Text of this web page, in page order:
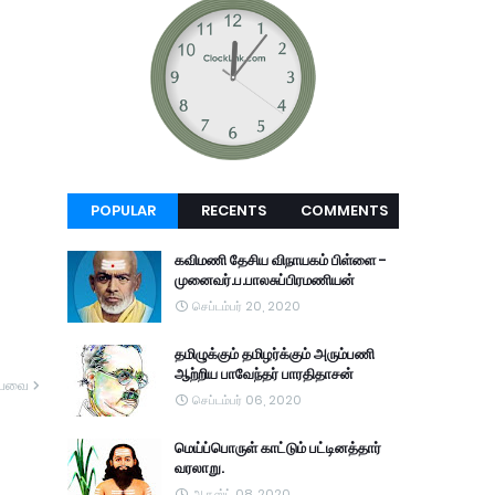
POPULAR RECENTS COMMENTS
கவிமணி தேசிய விநாயகம் பிள்ளை -
முனைவர்.ப.பாலசுப்பிரமணியன்
செப்டம்பர் 20, 2020
தமிழுக்கும் தமிழர்க்கும் அரும்பணி
ஆற்றிய பாவேந்தர் பாரதிதாசன்
செப்டம்பர் 06, 2020
மெய்ப்பொருள் காட்டும் பட்டினத்தார்
வரலாறு.